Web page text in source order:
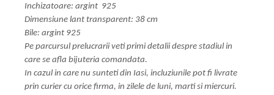
Inchizatoare: argint 925
Dimensiune lant transparent: 38 cm
Bile: argint 925
Pe parcursul prelucrarii veti primi detalii despre stadiul in
care se afla bijuteria comandata.
In cazul in care nu sunteti din Iasi, incluziunile pot fi livrate
prin curier cu orice firma, in zilele de luni, marti si miercuri.